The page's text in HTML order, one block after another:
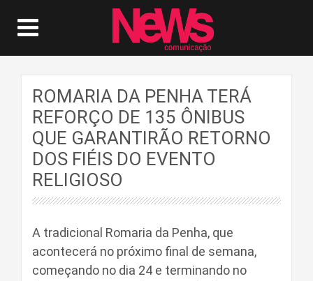
ROMARIA DA PENHA TERÁ
REFORÇO DE 135 ÔNIBUS
QUE GARANTIRÃO RETORNO
DOS FIÉIS DO EVENTO
RELIGIOSO
A tradicional Romaria da Penha, que
acontecerá no próximo final de semana,
começando no dia 24 e terminando no